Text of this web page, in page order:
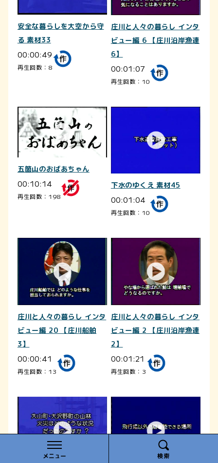
メニュー 検索
安全な暮らしを大空から守
る 素材33
00:00:49
再生回数：8
庄川と人々の暮らし インタ
ビュー編 6 【庄川沿岸漁連
6】
00:01:07
再生回数：10
五箇山のおばあちゃん
00:10:14
再生回数：198
下水のゆくえ 素材45
00:01:04
再生回数：10
庄川と人々の暮らし インタ
ビュー編 20 【庄川船舶
3】
00:00:41
再生回数：13
庄川と人々の暮らし インタ
ビュー編 2 【庄川沿岸漁連
2】
00:01:21
再生回数：3